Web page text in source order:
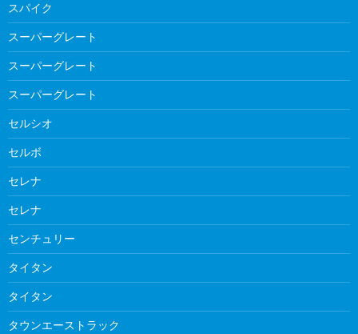
スパイク
スーパーグレート
スーパーグレート
スーパーグレート
セルシオ
セルボ
セレナ
セレナ
センチュリー
タイタン
タイタン
タウンエーストラック